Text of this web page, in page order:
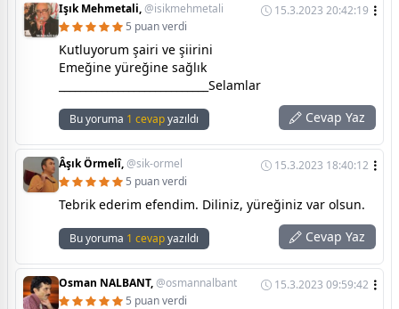
Işık Mehmetali,@isikmehmetali
15.3.2023 20:42:19
5 puan verdi
Kutluyorum şairi ve şiirini
Emeğine yüreğine sağlık
____________________________Selamlar
Bu yoruma 1 cevapyazıldı Cevap Yaz
Âşık Örmelî,@sik-ormel
15.3.2023 18:40:12
5 puan verdi
Tebrik ederim efendim. Diliniz, yüreğiniz var olsun.
Bu yoruma 1 cevapyazıldı Cevap Yaz
Osman NALBANT,@osmannalbant
15.3.2023 09:59:42
5 puan verdi